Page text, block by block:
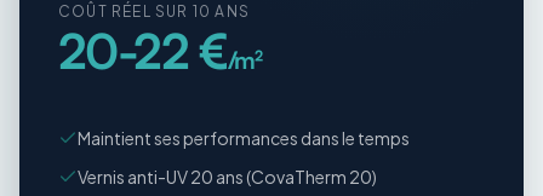
COÛT RÉEL SUR 10 ANS
20-22 €/m²
Maintient ses performances dans le temps
Vernis anti-UV 20 ans (CovaTherm 20)